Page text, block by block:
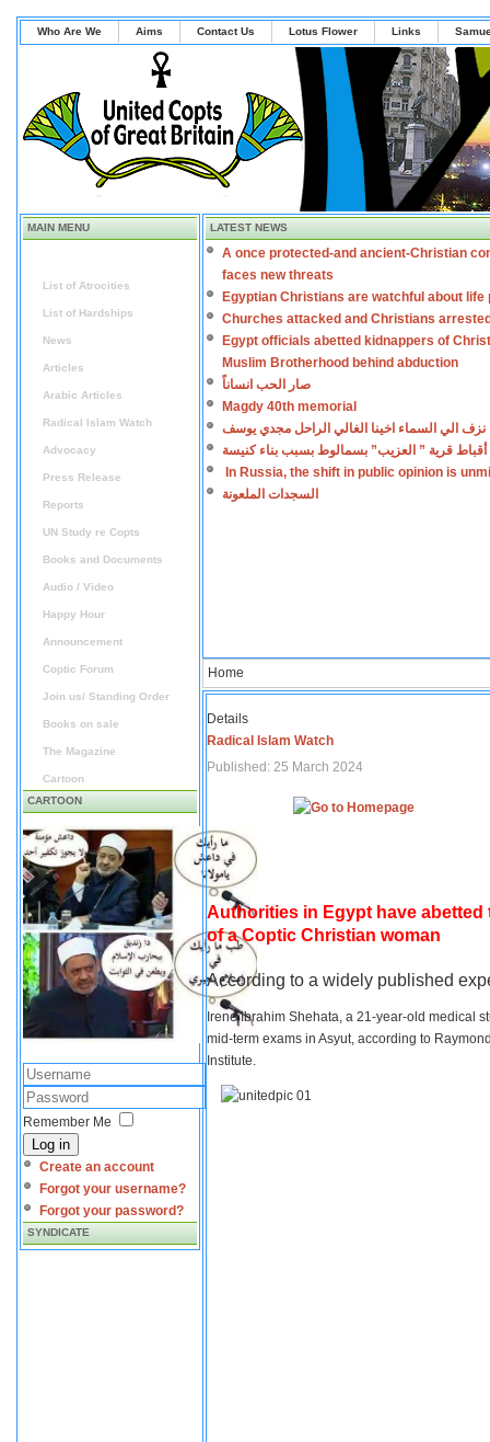
Who Are We Aims Contact Us Lotus Flower Links
MAIN MENU
List of Atrocities
List of Hardships
News
Articles
Arabic Articles
Radical Islam Watch
Advocacy
Press Release
Reports
UN Study re Copts
Books and Documents
Audio / Video
Happy Hour
Announcement
Coptic Forum
Join us/ Standing Order
Books on sale
The Magazine
Cartoon
CARTOON
Remember Me
Log in
Create an account
Forgot your username?
Forgot your password?
SYNDICATE
LATEST NEWS
A once protected-and ancient-Christian
faces new threats
Egyptian Christians are watchful about life
Churches attacked and Christians
Egypt officials abetted kidnappers of
Muslim Brotherhood behind abduction
صار الحب انساناً
Magdy 40th memorial
نزف الي السماء اخينا الغالي الراحل مجدي يوسف
أقباط قرية ” العزيب” بسمالوط بسبب بناء كنيسة
In Russia, the shift in public opinion is
السجدات الملعونة
Home
Details
Radical Islam Watch
Published: 25 March 2024
Authorities in Egypt have
of a Coptic Christian woman
According to a widely published
Irene Ibrahim Shehata, a 21-year-old medical
mid-term exams in Asyut, according to
Institute.